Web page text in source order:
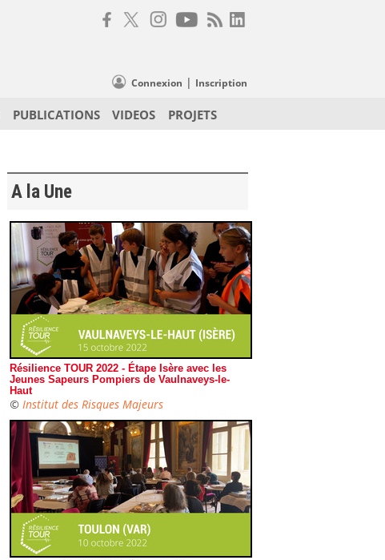
Connexion | Inscription
PUBLICATIONS VIDEOS PROJETS
A la Une
Résilience TOUR 2022 - Étape Isère avec les
Jeunes Sapeurs Pompiers de Vaulnaveys-le-
Haut
© Institut des Risques Majeurs